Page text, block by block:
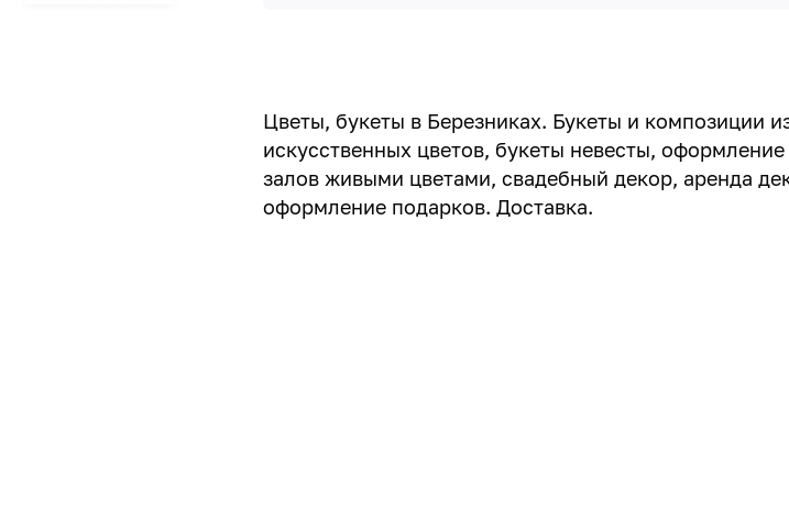
Цветы, букеты в Березниках. Букеты и композиции
искусственных цветов, букеты невесты,
залов живыми цветами, свадебный декор, аренда
оформление подарков. Доставка.